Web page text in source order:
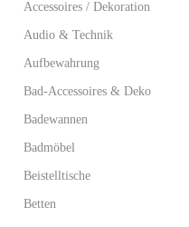
Accessoires / Dekoration
Audio & Technik
Aufbewahrung
Bad-Accessoires & Deko
Badewannen
Badmöbel
Beistelltische
Betten